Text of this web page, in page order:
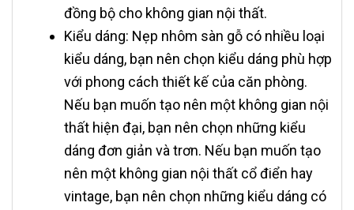
đồng bộ cho không gian nội thất.
Kiểu dáng: Nẹp nhôm sàn gỗ có nhiều loại
kiểu dáng, bạn nên chọn kiểu dáng phù hợp
với phong cách thiết kế của căn phòng.
Nếu bạn muốn tạo nên một không gian nội
thất hiện đại, bạn nên chọn những kiểu
dáng đơn giản và trơn. Nếu bạn muốn tạo
nên một không gian nội thất cổ điển hay
vintage, bạn nên chọn những kiểu dáng có